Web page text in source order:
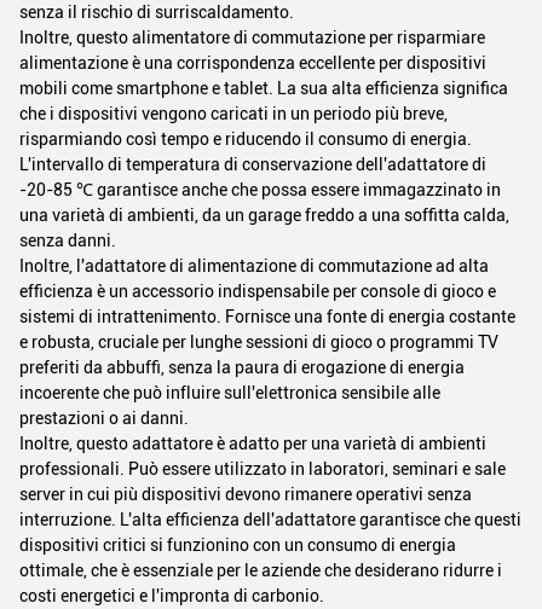
senza il rischio di surriscaldamento.
Inoltre, questo alimentatore di commutazione per risparmiare
alimentazione è una corrispondenza eccellente per dispositivi
mobili come smartphone e tablet. La sua alta efficienza significa
che i dispositivi vengono caricati in un periodo più breve,
risparmiando così tempo e riducendo il consumo di energia.
L'intervallo di temperatura di conservazione dell'adattatore di
-20-85 ℃ garantisce anche che possa essere immagazzinato in
una varietà di ambienti, da un garage freddo a una soffitta calda,
senza danni.
Inoltre, l'adattatore di alimentazione di commutazione ad alta
efficienza è un accessorio indispensabile per console di gioco e
sistemi di intrattenimento. Fornisce una fonte di energia costante
e robusta, cruciale per lunghe sessioni di gioco o programmi TV
preferiti da abbuffi, senza la paura di erogazione di energia
incoerente che può influire sull'elettronica sensibile alle
prestazioni o ai danni.
Inoltre, questo adattatore è adatto per una varietà di ambienti
professionali. Può essere utilizzato in laboratori, seminari e sale
server in cui più dispositivi devono rimanere operativi senza
interruzione. L'alta efficienza dell'adattatore garantisce che questi
dispositivi critici si funzionino con un consumo di energia
ottimale, che è essenziale per le aziende che desiderano ridurre i
costi energetici e l'impronta di carbonio.